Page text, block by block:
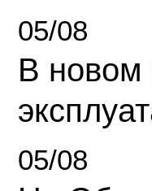
05/08
В новом
05/08